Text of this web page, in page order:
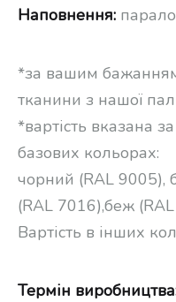
Наповнення:
*за вашим
тканини з нашої
*вартість вказана
базових кольорах:
чорний (RAL 9005),
(RAL 7016),беж
Вартість в інших
Термін